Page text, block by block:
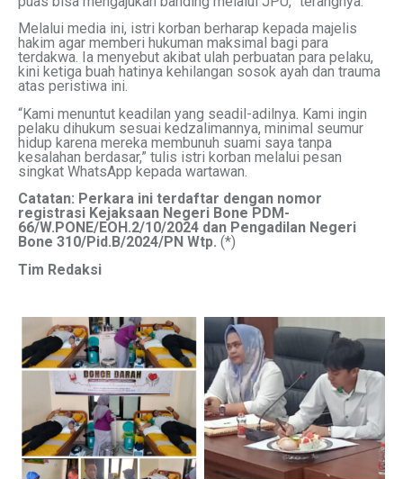
Melalui media ini, istri korban berharap kepada majelis
hakim agar memberi hukuman maksimal bagi para
terdakwa. Ia menyebut akibat ulah perbuatan para pelaku,
kini ketiga buah hatinya kehilangan sosok ayah dan trauma
atas peristiwa ini.
“Kami menuntut keadilan yang seadil-adilnya. Kami ingin
pelaku dihukum sesuai kedzalimannya, minimal seumur
hidup karena mereka membunuh suami saya tanpa
kesalahan berdasar,” tulis istri korban melalui pesan
singkat WhatsApp kepada wartawan.
Catatan: Perkara ini terdaftar dengan nomor
registrasi Kejaksaan Negeri Bone PDM-
66/W.PONE/EOH.2/10/2024 dan Pengadilan Negeri
Bone 310/Pid.B/2024/PN Wtp. (*)
Tim Redaksi